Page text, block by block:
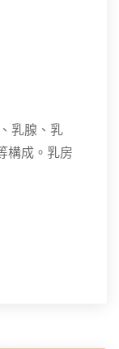
乳腺、乳
構成。乳房